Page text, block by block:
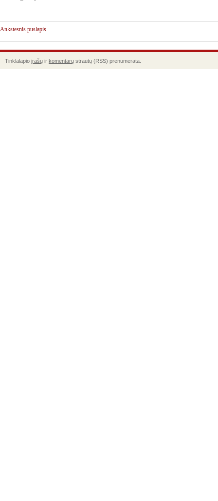
Ankstesnis puslapis
Tinklalapio įrašų ir komentarų strautų (RSS) prenumerata.